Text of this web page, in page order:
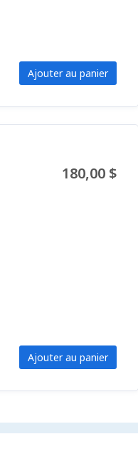
Ajouter au panier
180,00 $
Ajouter au panier